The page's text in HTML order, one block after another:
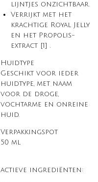
lijntjes onzichtbaar.
Verrijkt met het
krachtige Royal Jelly
en het Propolis-
extract [1] .
Huidtype
Geschikt voor ieder
huidtype, met naam
voor de droge,
vochtarme en onreine
huid.
Verpakkingspot
50 ml
actieve ingrediënten: